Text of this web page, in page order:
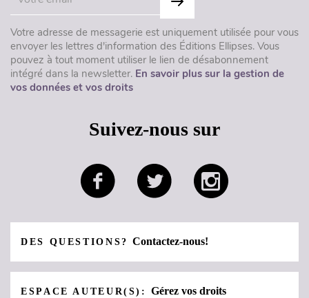
Votre adresse de messagerie est uniquement utilisée pour vous
envoyer les lettres d'information des Éditions Ellipses. Vous
pouvez à tout moment utiliser le lien de désabonnement
intégré dans la newsletter. En savoir plus sur la gestion de
vos données et vos droits
Suivez-nous sur
DES QUESTIONS?Contactez-nous!
ESPACE AUTEUR(S):Gérez vos droits